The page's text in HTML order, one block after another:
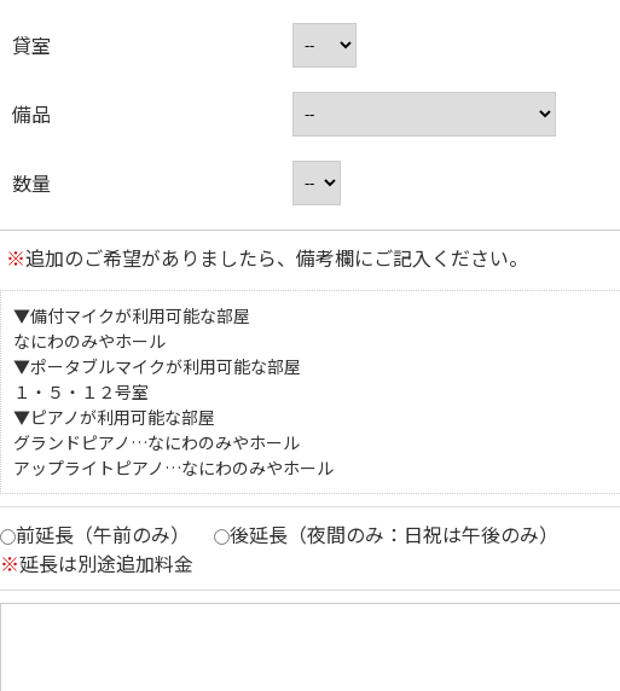
貸室
備品
数量
※追加のご希望がありましたら、備考欄にご記入ください。
▼備付マイクが利用可能な部屋
なにわのみやホール
▼ポータブルマイクが利用可能な部屋
１・５・１２号室
▼ピアノが利用可能な部屋
グランドピアノ…なにわのみやホール
アップライトピアノ…なにわのみやホール
前延長（午前のみ）
後延長（夜間のみ：日祝は午後のみ）
※延長は別途追加料金